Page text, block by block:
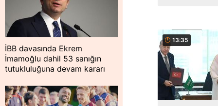
İBB davasında Ekrem
İmamoğlu dahil 53 sanığın
tutukluluğuna devam kararı
13:35